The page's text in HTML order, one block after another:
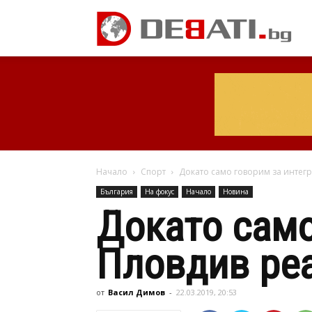
Начало Спорт Докато само говорим за
България На фокус Начало Новина
Докато
Пловдив
от Васил Димов - 22.03.2019, 20:53